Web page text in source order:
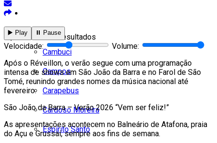
Todos
Cambuci
Campos
Carapebus
Cardoso Moreira
Espírito Santo
Ver todos os resultados
▶️ Play ⏸️ Pause
Velocidade:
Volume:
Após o Réveillon, o verão segue com uma programação
intensa de shows em São João da Barra e no Farol de São
Tomé, reunindo grandes nomes da música nacional até
fevereiro.
São João da Barra – Verão 2026 “Vem ser feliz!”
As apresentações acontecem no Balneário de Atafona, praia
do Açu e Grussaí, sempre aos fins de semana.